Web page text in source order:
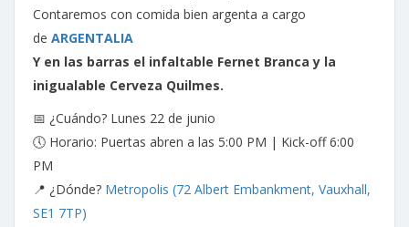
Contaremos con comida bien argenta a cargo
de ARGENTALIA
Y en las barras el infaltable Fernet Branca y la
inigualable Cerveza Quilmes.
📅 ¿Cuándo? Lunes 22 de junio
🕔 Horario: Puertas abren a las 5:00 PM | Kick-off 6:00
PM
📍 ¿Dónde? Metropolis (72 Albert Embankment, Vauxhall,
SE1 7TP)